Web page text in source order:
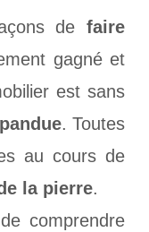
defaire
gagné et
est sans
. Toutes
au cours de
la pierre.
comprendre